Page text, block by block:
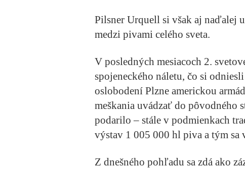
Pilsner Urquell si však aj naďalej
medzi pivami celého sveta.
V posledných mesiacoch 2.
spojeneckého náletu, čo si
oslobodení Plzne americkou
meškania uvádzať do pôvodného
podarilo – stále v podmienkach
výstav 1 005 000 hl piva a tým
Z dnešného pohľadu sa zdá ako